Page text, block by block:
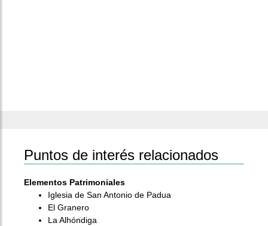
Puntos de interés relacionados
Elementos Patrimoniales
Iglesia de San Antonio de Padua
El Granero
La Alhóndiga